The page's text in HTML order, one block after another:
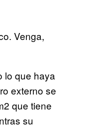
Venga,
lo que haya
externo se
que tiene
su